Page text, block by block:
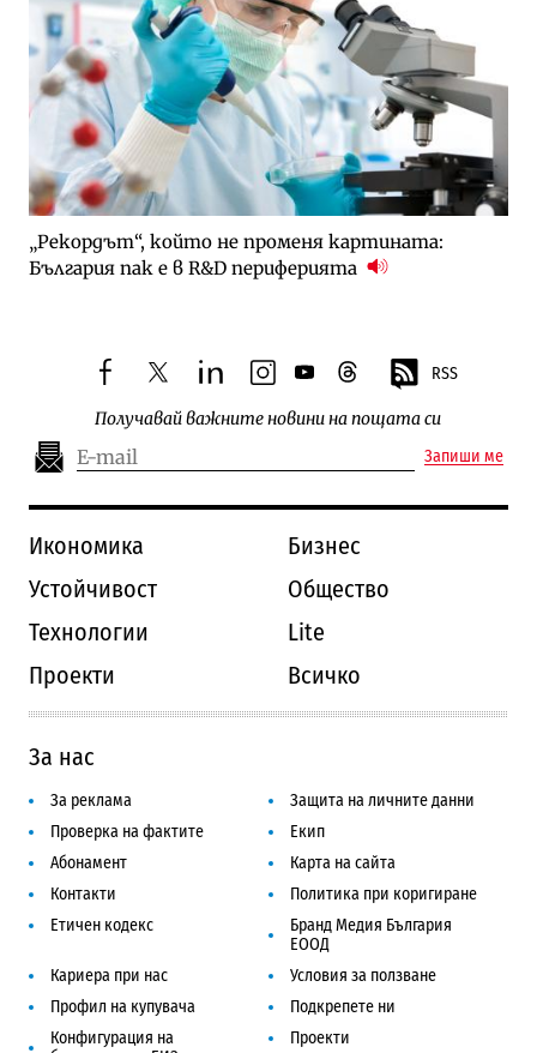
„Рекордът“, който не променя картината:
България пак е в R&D периферията
facebooktwitterlinkedininstagram
youtubethreads RSS
Получавай важните новини на пощата си
Запиши ме
Икономика
Бизнес
Устойчивост
Общество
Технологии
Lite
Проекти
Всичко
За нас
За реклама
Защита на личните данни
Проверка на фактите
Екип
Абонамент
Карта на сайта
Контакти
Политика при коригиране
Етичен кодекс
Бранд Медия България
ЕООД
Кариера при нас
Условия за ползване
Профил на купувача
Подкрепете ни
Конфигурация на
Проекти